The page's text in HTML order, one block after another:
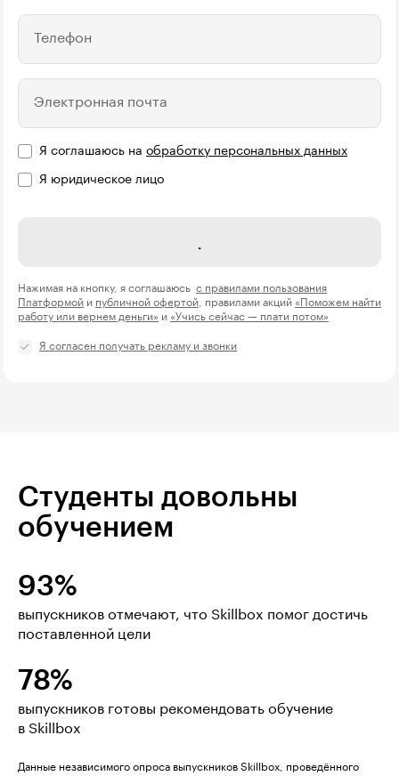
Телефон
Электронная почта
Я соглашаюсь на обработку персональных данных
Я юридическое лицо
Нажимая на кнопку, я соглашаюсь с правилами пользования
Платформой и публичной офертой , правилами акций «Поможем найти
работу или вернем деньги» и «Учись сейчас — плати потом»
Я согласен получать рекламу и звонки
Студенты довольны
обучением
93%
выпускников отмечают, что Skillbox помог достичь
поставленной цели
78%
выпускников готовы рекомендовать обучение
в Skillbox
Данные независимого опроса выпускников Skillbox, проведённого